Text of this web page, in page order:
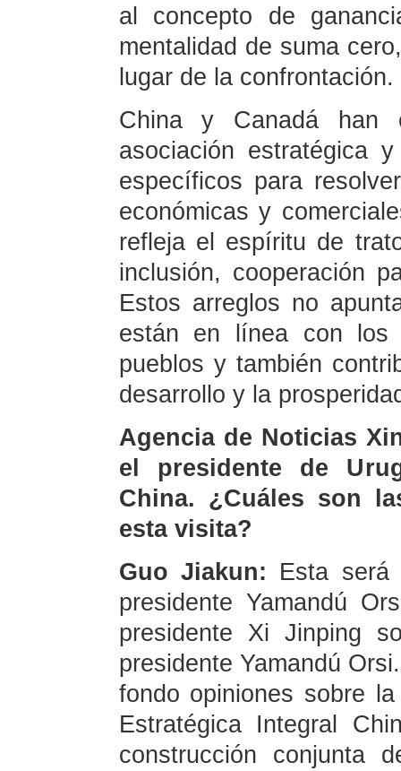
al concepto de
mentalidad de suma
lugar de la confrontación.
China y Canadá han
asociación estratégica
específicos para
económicas y
refleja el espíritu de
inclusión, cooperación
Estos arreglos no
están en línea con los
pueblos y también
desarrollo y la
Agencia de Noticias
el presidente de
China. ¿Cuáles son
esta visita?
Guo Jiakun: Esta será
presidente Yamandú
presidente Xi Jinping
presidente Yamandú
fondo opiniones sobre
Estratégica Integral
construcción